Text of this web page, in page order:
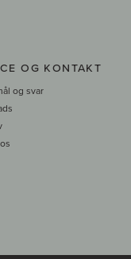
OG KONTAKT
og svar